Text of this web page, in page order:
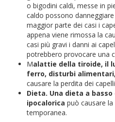
o bigodini caldi, messe in
caldo possono
maggior parte dei casi i
appena viene rimossa la
casi più gravi i danni ai
potrebbero provocare una
Malattie della tiroide, il
ferro, disturbi
causare la perdita dei
Dieta. Una dieta a
ipocalorica può causare
temporanea.